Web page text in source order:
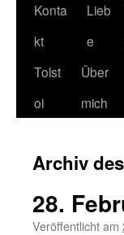
Konta
kt
Lieb
e
Tolst
oi
Über
mich
Archiv
28.
Veröffentlicht am